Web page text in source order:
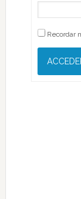
Recordar